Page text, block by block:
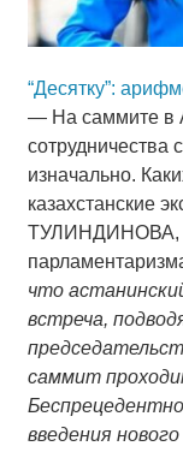
“Десятку”:
— На саммите в
сотрудничества
изначально.
казахстанские
ТУЛИНДИНОВА,
что
встреча,
саммит
введения